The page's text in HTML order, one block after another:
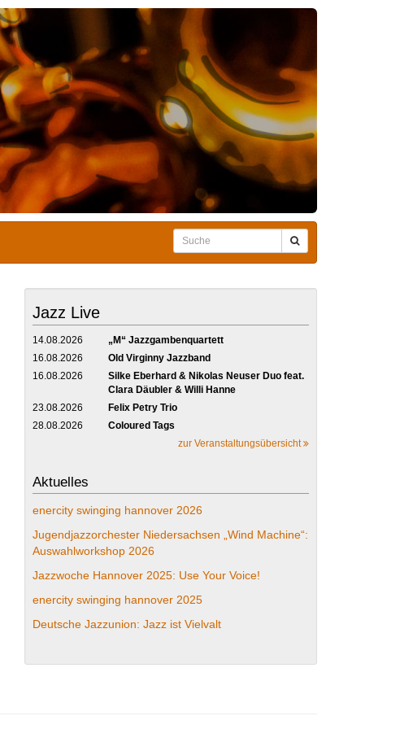
Jazz Live
14.08.2026
„M“ Jazzgambenquartett
16.08.2026
Old Virginny Jazzband
16.08.2026
Silke Eberhard & Nikolas Neuser Duo feat.
Clara Däubler & Willi Hanne
23.08.2026
Felix Petry Trio
28.08.2026
Coloured Tags
zur Veranstaltungsübersicht
Aktuelles
enercity swinging hannover 2026
Jugendjazzorchester Niedersachsen „Wind Machine“:
Auswahlworkshop 2026
Jazzwoche Hannover 2025: Use Your Voice!
enercity swinging hannover 2025
Deutsche Jazzunion: Jazz ist Vielvalt